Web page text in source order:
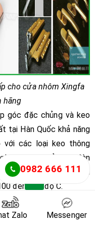
cho cửa nhôm Xingfa
hãng
góc đặc chủng và keo
tại Hàn Quốc khả năng
với các loại keo thông
đó tăng khả năng đàn
góc, biến dạng cửa khi
đến 150 độ C.
Zalo Messenger
0982 666 111